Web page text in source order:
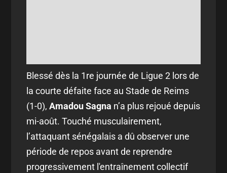
Blessé dès la 1re journée de Ligue 2 lors de
la courte défaite face au Stade de Reims
(1-0),Amadou Sagna n’a plus rejoué depuis
mi-août. Touché musculairement,
l’attaquant sénégalais a dû observer une
période de repos avant de reprendre
progressivement l'entraînement collectif